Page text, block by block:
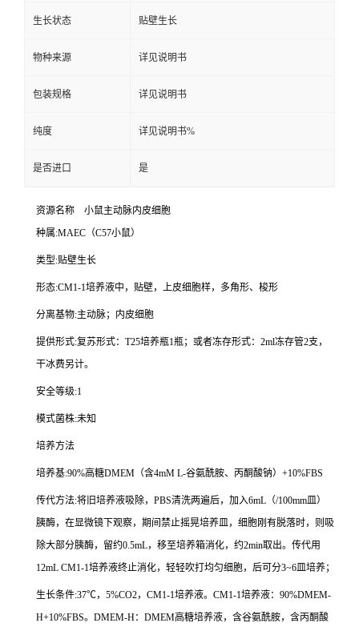
生长状态 贴壁生长
物种来源 详见说明书
包装规格 详见说明书
纯度 详见说明书%
是否进口 是
资源名称 小鼠主动脉内皮细胞
种属:MAEC （C57小鼠）
类型:贴壁生长
形态:CM1-1培养液中，贴壁，上皮细胞样，多角形、梭形
分离基物:主动脉；内皮细胞
提供形式:复苏形式： T25培养瓶1瓶；或者冻存形式： 2ml冻存管2支，
干冰费另计。
安全等级:1
模式菌株:未知
培养方法
培养基:90%高糖DMEM （含4mM L-谷氨酰胺、丙酮酸钠） +10%FBS
传代方法:将旧培养液吸除， PBS清洗两遍后，加入6mL （/100mm皿）
胰酶，在显微镜下观察，期间禁止摇晃培养皿，细胞刚有脱落时，则吸
除大部分胰酶，留约0.5mL，移至培养箱消化，约2min取出。传代用
12mL CM1-1培养液终止消化，轻轻吹打均匀细胞，后可分3~6皿培养；
生长条件:37℃， 5%CO2， CM1-1培养液。 CM1-1培养液： 90%DMEM-
H+10%FBS。 DMEM-H： DMEM高糖培养液，含谷氨酰胺，含丙酮酸